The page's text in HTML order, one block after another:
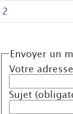
2
Envoyer un
Votre
Sujet